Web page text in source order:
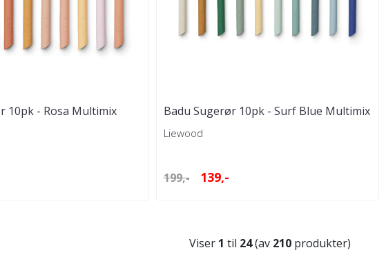
10pk - Rosa Multimix Badu Sugerør 10pk - Surf Blue Multimix
Liewood
199,- 139,-
Viser 1 til 24(av 210 produkter)